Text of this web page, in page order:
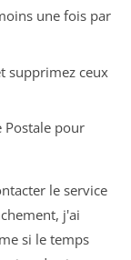
une fois par
supprimez ceux
Postale pour
le service
j'ai
si le temps